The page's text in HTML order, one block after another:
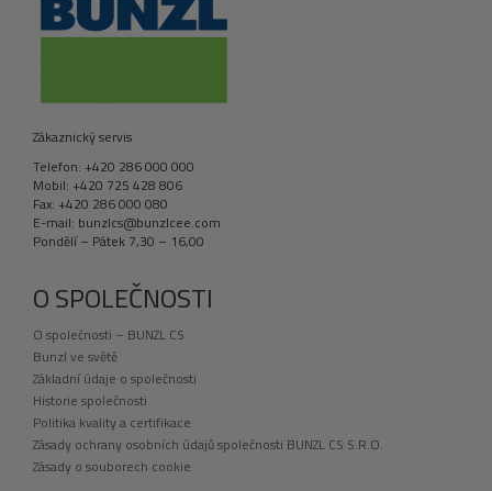
Zákaznický servis
Telefon: +420 286 000 000
Mobil: +420 725 428 806
Fax: +420 286 000 080
E-mail: bunzlcs@bunzlcee.com
Pondělí – Pátek 7,30 – 16,00
O SPOLEČNOSTI
O společnosti – BUNZL CS
Bunzl ve světě
Základní údaje o společnosti
Historie společnosti
Politika kvality a certifikace
Zásady ochrany osobních údajů společnosti BUNZL CS S.R.O.
Zásady o souborech cookie